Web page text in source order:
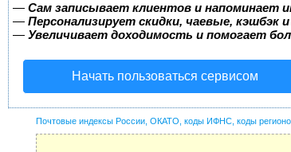
— Сам записывает клиентов и напоминает
— Персонализирует скидки, чаевые, кэшбэк
— Увеличивает доходимость и помогает
Начать пользоваться сервисом
Почтовые индексы России, ОКАТО, коды ИФНС, коды